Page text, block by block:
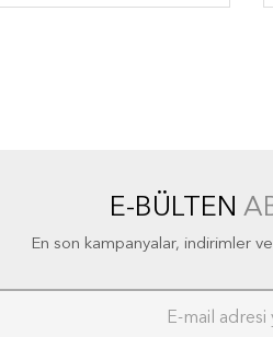
E-BÜLTEN
En son kampanyalar, indirimler